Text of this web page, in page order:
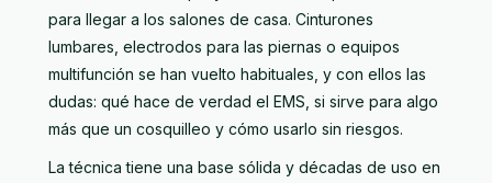
para llegar a los salones de casa. Cinturones
lumbares, electrodos para las piernas o equipos
multifunción se han vuelto habituales, y con ellos las
dudas: qué hace de verdad el EMS, si sirve para algo
más que un cosquilleo y cómo usarlo sin riesgos.
La técnica tiene una base sólida y décadas de uso en